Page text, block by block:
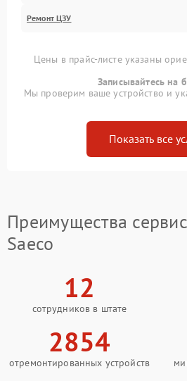
Ремонт ЦЗУ
Цены в прайс-листе указаны
Записывайтесь на
Мы проверим ваше устройство и
Показать все
Преимущества
Saeco
12
сотрудников в штате
2854
отремонтированных устройств